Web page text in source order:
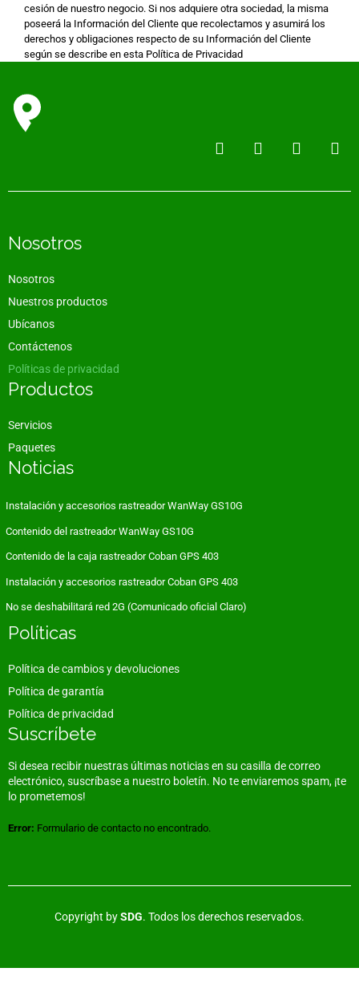
cesión de nuestro negocio. Si nos adquiere otra sociedad, la misma
poseerá la Información del Cliente que recolectamos y asumirá los
derechos y obligaciones respecto de su Información del Cliente
según se describe en esta Política de Privacidad
Nosotros
Nosotros
Nuestros productos
Ubícanos
Contáctenos
Políticas de privacidad
Productos
Servicios
Paquetes
Noticias
Instalación y accesorios rastreador WanWay GS10G
Contenido del rastreador WanWay GS10G
Contenido de la caja rastreador Coban GPS 403
Instalación y accesorios rastreador Coban GPS 403
No se deshabilitará red 2G (Comunicado oficial Claro)
Políticas
Política de cambios y devoluciones
Política de garantía
Política de privacidad
Suscríbete
Si desea recibir nuestras últimas noticias en su casilla de correo
electrónico, suscríbase a nuestro boletín. No te enviaremos spam, ¡te
lo prometemos!
Error: Formulario de contacto no encontrado.
Copyright bySDG. Todos los derechos reservados.